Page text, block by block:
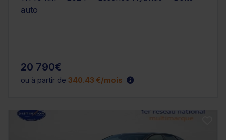
auto
20 790€
ou à partir de 340.43 €/mois